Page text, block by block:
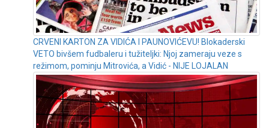
CRVENI KARTON ZA VIDIĆA I PAUNOVIĆEVU! Blokaderski
VETO bivšem fudbaleru i tužiteljki: Njoj zameraju veze s
režimom, pominju Mitrovića, a Vidić - NIJE LOJALAN